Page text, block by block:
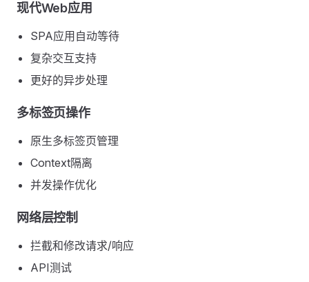
现代Web应用
SPA应用自动等待
复杂交互支持
更好的异步处理
多标签页操作
原生多标签页管理
Context隔离
并发操作优化
网络层控制
拦截和修改请求/响应
API测试